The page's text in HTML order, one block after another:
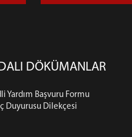
DÖKÜMANLAR
Yardım Başvuru Formu
Duyurusu Dilekçesi